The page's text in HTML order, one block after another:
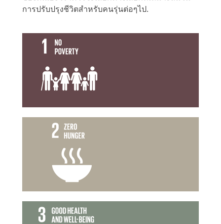
การปรับปรุงชีวิตสำหรับคนรุ่นต่อๆไป.
เป้าหมายที่ 1
เป้าหมายที่ 2